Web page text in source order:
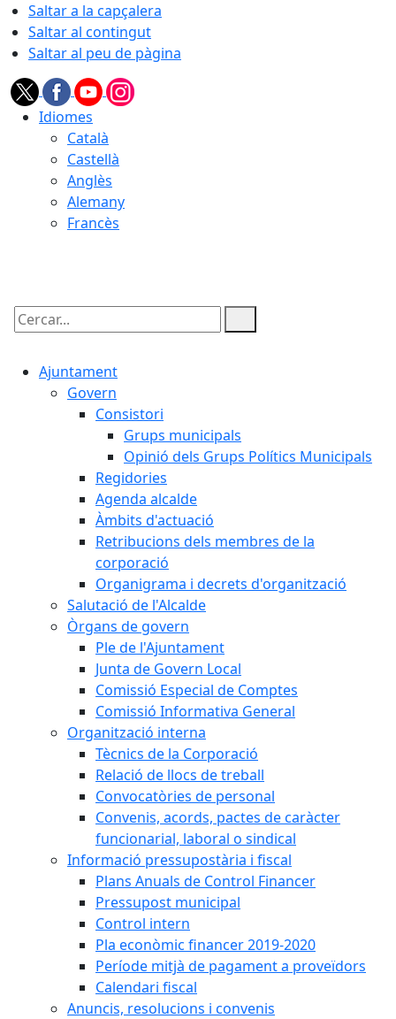
Saltar a la capçalera
Saltar al contingut
Saltar al peu de pàgina
Idiomes
Català
Castellà
Anglès
Alemany
Francès
Cercar:
Ajuntament
Govern
Consistori
Grups municipals
Opinió dels Grups Polítics Municipals
Regidories
Agenda alcalde
Àmbits d'actuació
Retribucions dels membres de la
corporació
Organigrama i decrets d'organització
Salutació de l'Alcalde
Òrgans de govern
Ple de l'Ajuntament
Junta de Govern Local
Comissió Especial de Comptes
Comissió Informativa General
Organització interna
Tècnics de la Corporació
Relació de llocs de treball
Convocatòries de personal
Convenis, acords, pactes de caràcter
funcionarial, laboral o sindical
Informació pressupostària i fiscal
Plans Anuals de Control Financer
Pressupost municipal
Control intern
Pla econòmic financer 2019-2020
Període mitjà de pagament a proveïdors
Calendari fiscal
Anuncis, resolucions i convenis